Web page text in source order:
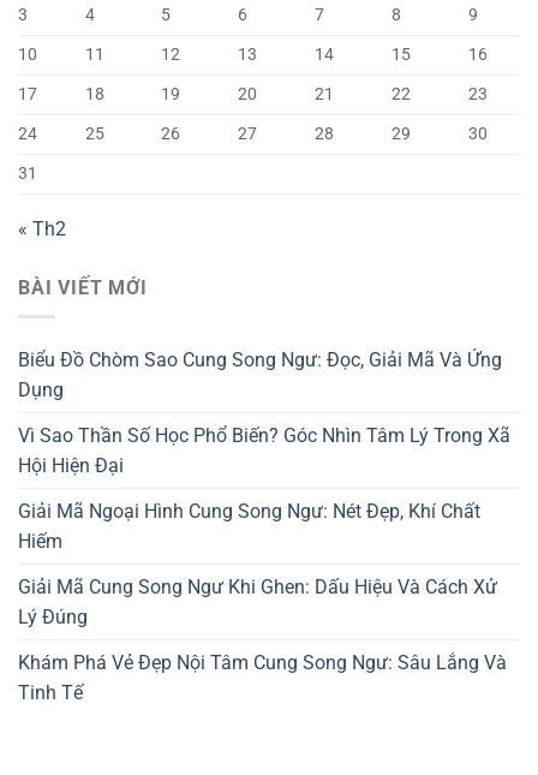
3
4 5 6 7 8
9
10
11 12 13 14 15
16
17
18 19 20 21 22
23
24
25 26 27 28 29
30
31
« Th2
BÀI VIẾT MỚI
Biểu Đồ Chòm Sao Cung Song Ngư: Đọc, Giải Mã Và Ứng
Dụng
Vì Sao Thần Số Học Phổ Biến? Góc Nhìn Tâm Lý Trong Xã
Hội Hiện Đại
Giải Mã Ngoại Hình Cung Song Ngư: Nét Đẹp, Khí Chất
Hiếm
Giải Mã Cung Song Ngư Khi Ghen: Dấu Hiệu Và Cách Xử
Lý Đúng
Khám Phá Vẻ Đẹp Nội Tâm Cung Song Ngư: Sâu Lắng Và
Tinh Tế